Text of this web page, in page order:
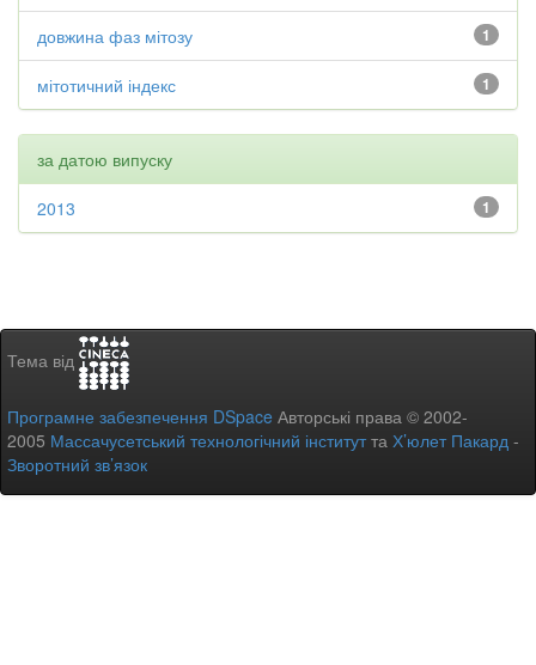
1
довжина фаз мітозу
1
мітотичний індекс
за датою випуску
1
2013
Тема від
Програмне забезпечення DSpace Авторські права © 2002-
2005 Массачусетський технологічний інститутта Х’юлет Пакард -
Зворотний зв’язок